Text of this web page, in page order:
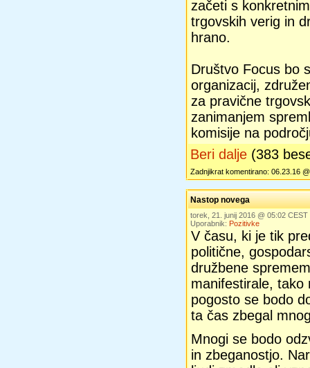
začeti s
trgovskih verig in
hrano.
Društvo Focus bo
organizacij,
za pravične
zanimanjem
komisije na
Beri dalje (383
Zadnjikrat komentirano: 06.23.16
Nastop novega
torek, 21. junij 2016 @ 05:02 CEST
Uporabnik: Pozitivke
V času, ki je tik
politične,
družbene
manifestirale, tako
pogosto se bodo
ta čas zbegal
Mnogi se bodo
in zbeganostjo.